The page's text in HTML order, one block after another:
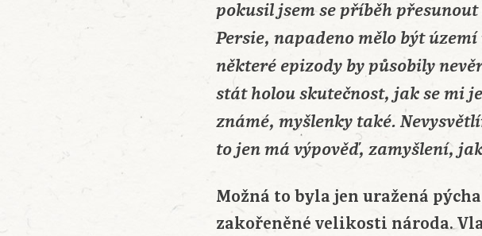
pokusil jsem se příběh
Persie, napadeno mělo být
některé epizody by působily
stát holou skutečnost, jak se mi
známé, myšlenky také.
to jen má výpověď, zamyšlení,
Možná to byla jen uražená
zakořeněné velikosti národa.